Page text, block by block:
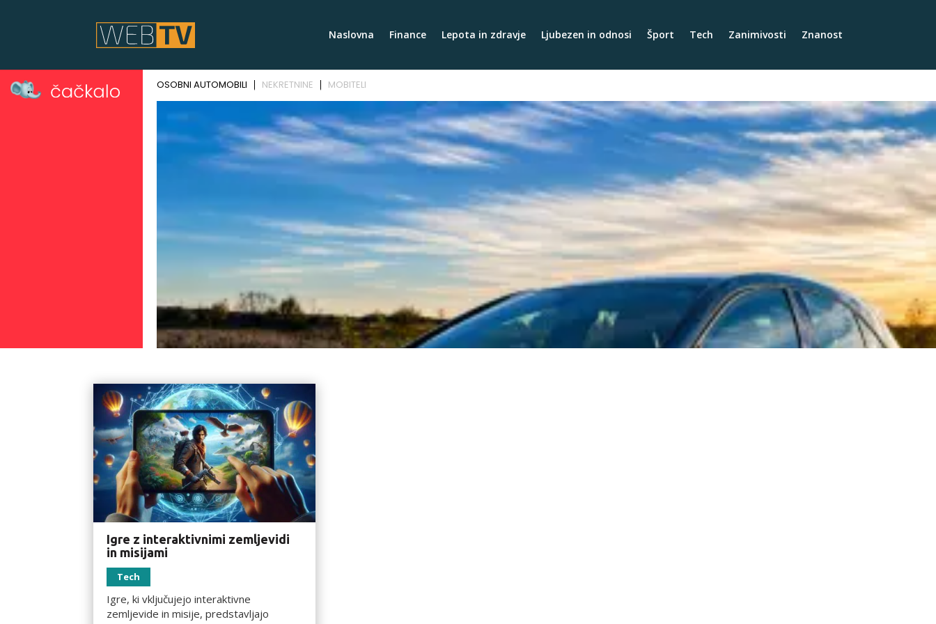
Naslovna Finance Lepota in zdravje Ljubezen in odnosi Šport Tech Zanimivosti Znanost
Igre z interaktivnimi zemljevidi
in misijami
Tech
Igre, ki vključujejo interaktivne
zemljevide in misije, predstavljajo